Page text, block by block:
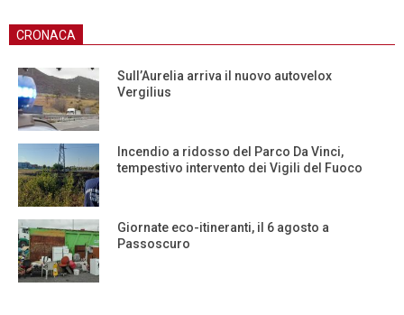
CRONACA
Sull’Aurelia arriva il nuovo autovelox
Vergilius
Incendio a ridosso del Parco Da Vinci,
tempestivo intervento dei Vigili del Fuoco
Giornate eco-itineranti, il 6 agosto a
Passoscuro